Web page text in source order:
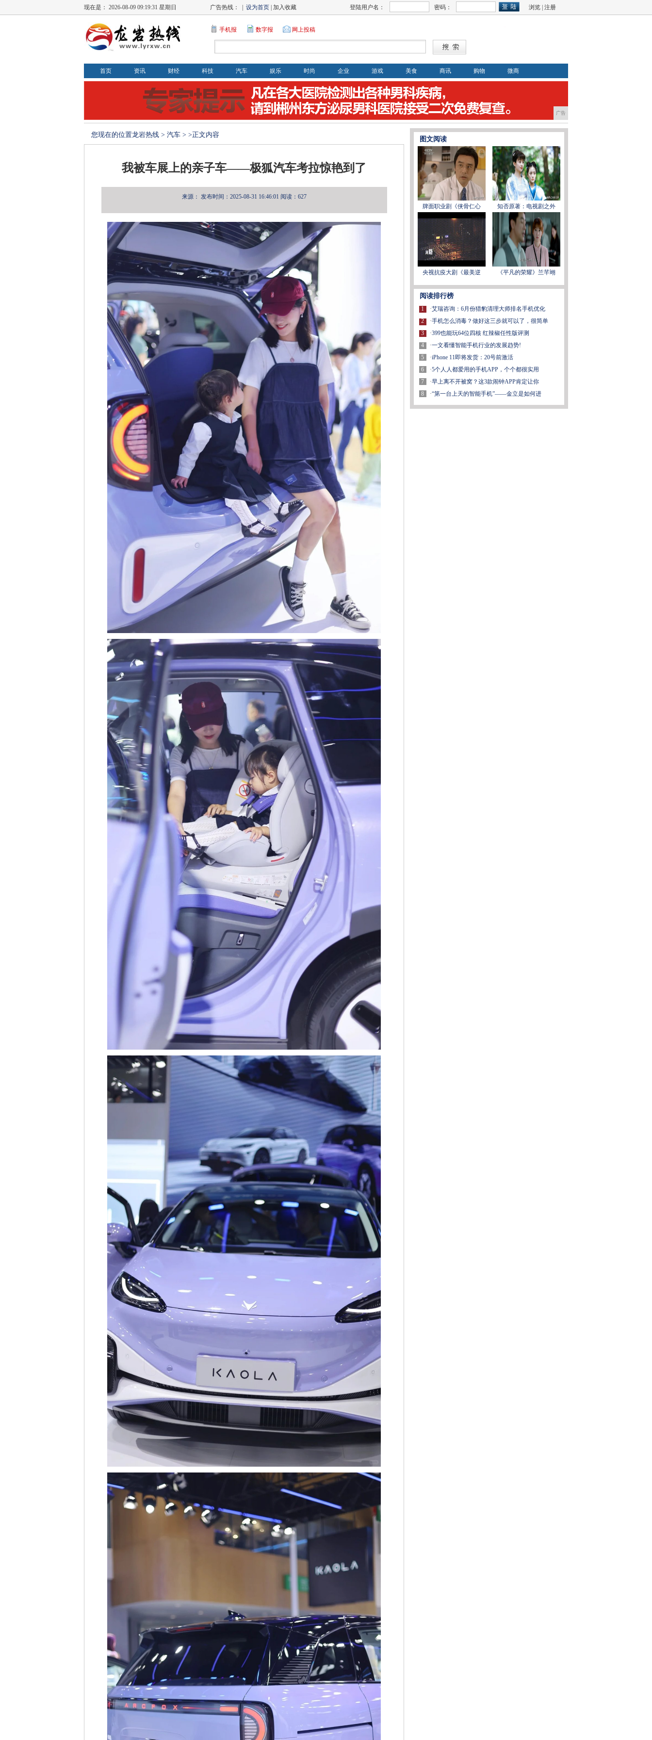
现在是： 2026-08-09 09:19:33 星期日 广告热线： | 设为首页 | 加入收藏 登陆用户名： 密码： 浏览 注册
手机报 数字报 网上投稿
首页 资讯 财经 科技 汽车 娱乐 时尚 企业 游戏 美食 商讯 购物 微商
广告
您现在的位置龙岩热线 > 汽车 > >正文内容
我被车展上的亲子车——极狐汽车考拉惊艳到了
来源： 发布时间：2025-08-31 16:46:01 阅读：627
图文阅读
牌面职业剧《侠骨仁心 知否原著：电视剧之外
央视抗疫大剧《最美逆 《平凡的荣耀》兰芊翊
阅读排行榜
1
2
3
4
5
6
7
8
·艾瑞咨询：6月份猎豹清理大师排名手机优化
·手机怎么消毒？做好这三步就可以了，很简单
·399也能玩64位四核 红辣椒任性版评测
·一文看懂智能手机行业的发展趋势!
·iPhone 11即将发货：20号前激活
·5个人人都爱用的手机APP，个个都很实用
·早上离不开被窝？这3款闹钟APP肯定让你
·“第一台上天的智能手机”——金立是如何进